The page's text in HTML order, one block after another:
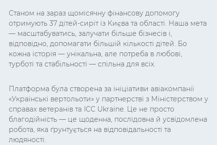
Станом на зараз щомісячну фінансову допомогу
отримують 37 дітей-сиріт із Києва та області. Наша мета
— масштабуватись, залучати більше бізнесів і,
відповідно, допомагати більшій кількості дітей. Бо
кожна історія — унікальна, але потреба в любові,
турботі та стабільності — спільна для всіх.
Платформа була створена за ініціативи авіакомпанії
«Українські вертольоти» у партнерстві з Міністерством у
справах ветеранів та ICC Ukraine. Це не просто
благодійність — це щоденна, послідовна й усвідомлена
робота, яка ґрунтується на відповідальності та
людяності.